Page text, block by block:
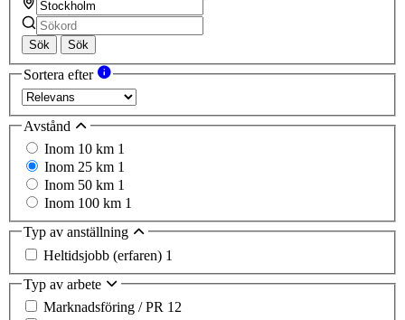
Sök Sök
Sortera efter
Avstånd
Inom 10 km 1
Inom 25 km 1
Inom 50 km 1
Inom 100 km 1
Typ av anställning
Heltidsjobb (erfaren) 1
Typ av arbete
Marknadsföring / PR 12